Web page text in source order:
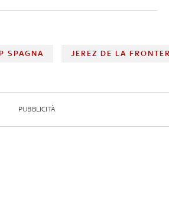
SPAGNA JEREZ DE LA
PUBBLICITÀ